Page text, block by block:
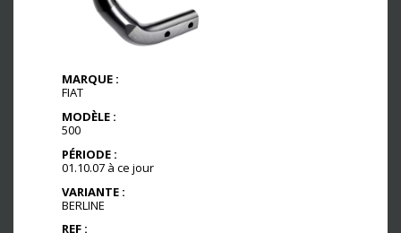
MARQUE :
FIAT
MODÈLE :
500
PÉRIODE :
01.10.07 à ce jour
VARIANTE :
BERLINE
REF :